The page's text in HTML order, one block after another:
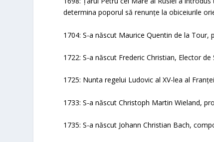
determina poporul să renunțe la obiceiurile
1704: S-a născut Maurice Quentin de la Tour,
1722: S-a născut Frederic Christian, Elector de
1725: Nunta regelui Ludovic al XV-lea al
1733: S-a născut Christoph Martin Wieland,
1735: S-a născut Johann Christian Bach,